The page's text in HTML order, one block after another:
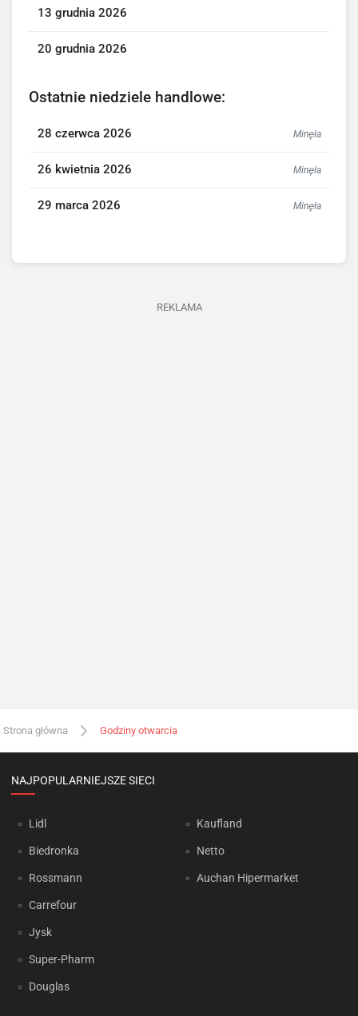
13 grudnia 2026
20 grudnia 2026
Ostatnie niedziele handlowe:
28 czerwca 2026 Minęła
26 kwietnia 2026 Minęła
29 marca 2026 Minęła
REKLAMA
Strona główna Godziny otwarcia
NAJPOPULARNIEJSZE SIECI
Lidl
Biedronka
Rossmann
Carrefour
Jysk
Super-Pharm
Douglas
Kaufland
Netto
Auchan Hipermarket